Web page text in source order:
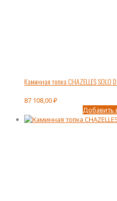
Каминная топка CHAZELLES SOLO
87 108,00₽
Добавить